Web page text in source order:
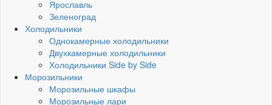
Ярославль
Зеленоград
Холодильники
Однокамерные холодильники
Двухкамерные холодильники
Холодильники Side by Side
Морозильники
Морозильные шкафы
Морозильные лари